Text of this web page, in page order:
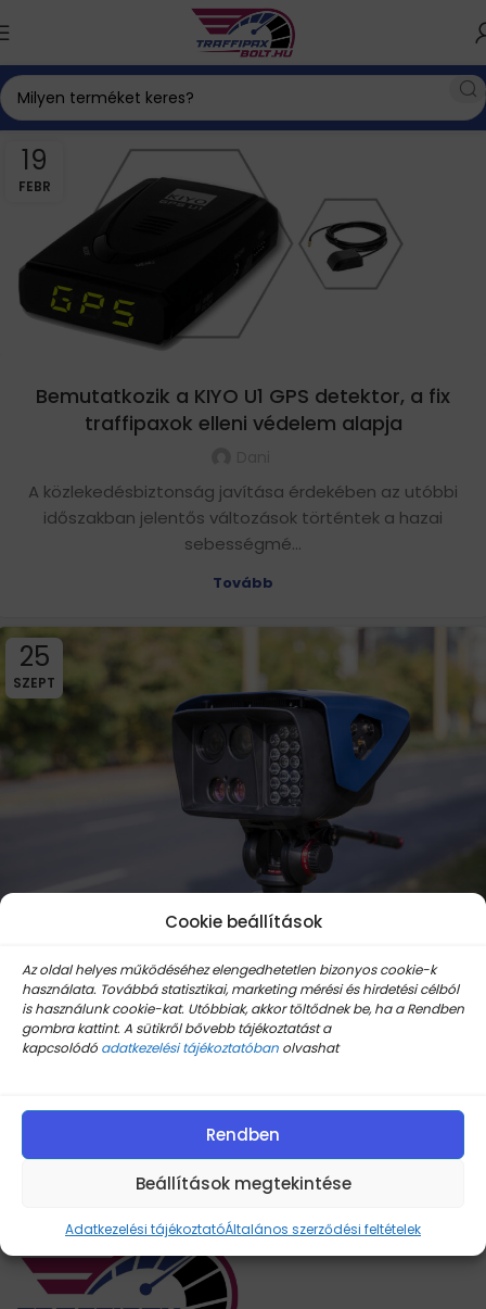
Cookie beállítások
Az oldal helyes működéséhez elengedhetetlen bizonyos cookie-k
használata. Továbbá statisztikai, marketing mérési és hirdetési célból
is használunk cookie-kat. Utóbbiak, akkor töltődnek be, ha a Rendben
gombra kattint. A sütikről bővebb tájékoztatást a
kapcsolódó adatkezelési tájékoztatóban olvashat
Rendben
Beállítások megtekintése
Adatkezelési tájékoztatóÁltalános szerződési feltételek
19
FEBR
Bemutatkozik a KIYO U1 GPS detektor, a fix
traffipaxok elleni védelem alapja
A közlekedésbiztonság javítása érdekében az utóbbi
időszakban jelentős változások történtek a hazai
sebességmé...
Tovább
25
SZEPT
tudnivalók egy helyen
Dani
A lézerblokkoló manapság az egyik leginkább
Tovább